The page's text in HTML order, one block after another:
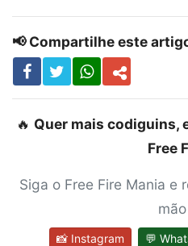
📢 Compartilhe este
🔥 Quer mais codiguins,
Free
Siga o Free Fire Mania e
📸 Instagram 💬